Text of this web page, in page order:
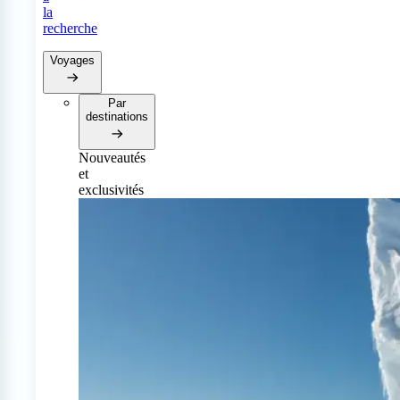
la
recherche
Voyages
Par
destinations
Nouveautés
et
exclusivités